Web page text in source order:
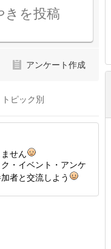
きを投稿
アンケート作成
トピック別
せん
・イベント・アンケ
者と交流しよう